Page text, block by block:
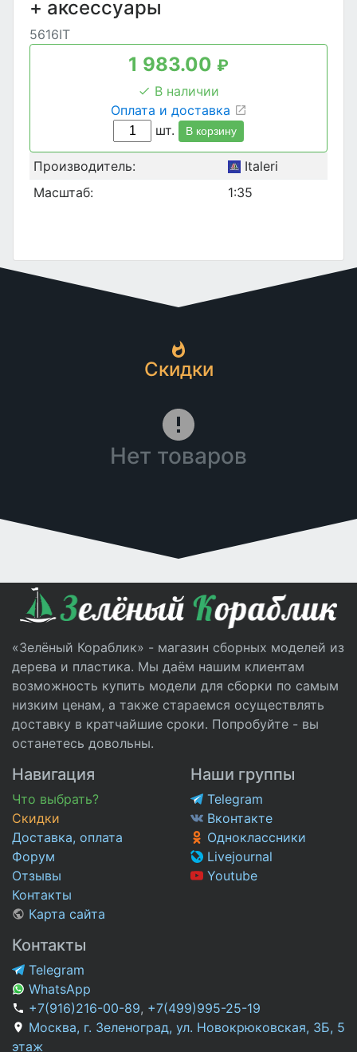
+ аксессуары
5616IT
1 983.00 ₽
В наличии
Оплата и доставка
шт.
В корзину
Производитель:
Italeri
Масштаб:
1:35
Скидки
Нет товаров
«Зелёный Кораблик» - магазин сборных моделей из
дерева и пластика. Мы даём нашим клиентам
возможность купить модели для сборки по самым
низким ценам, а также стараемся осуществлять
доставку в кратчайшие сроки. Попробуйте - вы
останетесь довольны.
Навигация
Что выбрать?
Скидки
Доставка, оплата
Форум
Отзывы
Контакты
Карта сайта
Наши группы
Telegram
Вконтакте
Одноклассники
Livejournal
Youtube
Контакты
Telegram
WhatsApp
+7(916)216-00-89, +7(499)995-25-19
Москва, г. Зеленоград, ул. Новокрюковская, 3Б, 5
этаж